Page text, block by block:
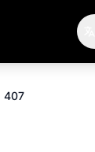
407